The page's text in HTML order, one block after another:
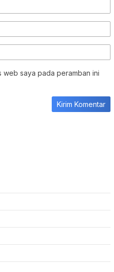
web saya pada peramban ini